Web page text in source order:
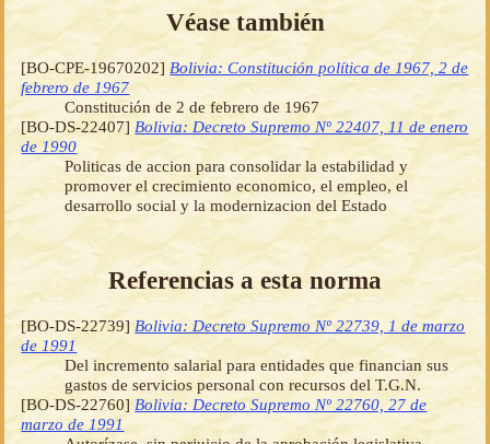
Véase también
[BO-CPE-19670202] Bolivia: Constitución política de 1967, 2 de
febrero de 1967
Constitución de 2 de febrero de 1967
[BO-DS-22407] Bolivia: Decreto Supremo Nº 22407, 11 de enero
de 1990
Politicas de accion para consolidar la estabilidad y
promover el crecimiento economico, el empleo, el
desarrollo social y la modernizacion del Estado
Referencias a esta norma
[BO-DS-22739] Bolivia: Decreto Supremo Nº 22739, 1 de marzo
de 1991
Del incremento salarial para entidades que financian sus
gastos de servicios personal con recursos del T.G.N.
[BO-DS-22760] Bolivia: Decreto Supremo Nº 22760, 27 de
marzo de 1991